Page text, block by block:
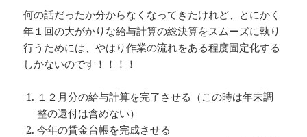
何の話だったか分からなくなってきたけれど、とにかく
年１回の大がかりな給与計算の総決算をスムーズに執り
行うためには、やはり作業の流れをある程度固定化する
しかないのです！！！！
１２月分の給与計算を完了させる（この時は年末調
整の還付は含めない）
今年の賃金台帳を完成させる